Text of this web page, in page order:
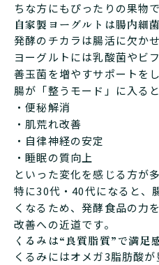
ちな方にもぴったりの果物で
自家製ヨーグルトは腸内細
発酵のチカラは腸活に欠かせ
ヨーグルトには乳酸菌やビ
善玉菌を増やすサポートをし
腸が「整うモード」に入ると
・便秘解消
・肌荒れ改善
・自律神経の安定
・睡眠の質向上
といった変化を感じる方が
特に30代・40代になると、
くなるため、発酵食品の力
改善への近道です。
くるみは“良質脂質”で満足
くるみにはオメガ3脂肪酸が